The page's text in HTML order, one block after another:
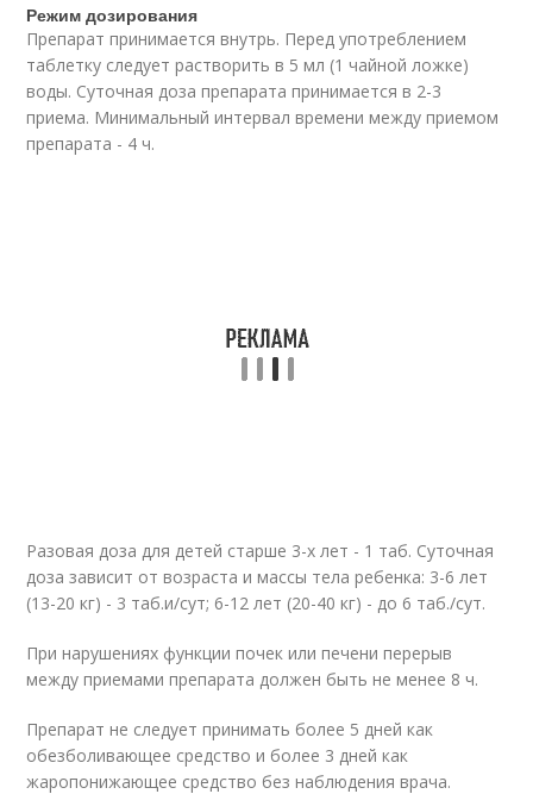
Режим дозирования
Препарат принимается внутрь. Перед употреблением
таблетку следует растворить в 5 мл (1 чайной ложке)
воды. Суточная доза препарата принимается в 2-3
приема. Минимальный интервал времени между приемом
препарата - 4 ч.
Разовая доза для детей старше 3-х лет - 1 таб. Суточная
доза зависит от возраста и массы тела ребенка: 3-6 лет
(13-20 кг) - 3 таб.и/сут; 6-12 лет (20-40 кг) - до 6 таб./сут.
При нарушениях функции почек или печени перерыв
между приемами препарата должен быть не менее 8 ч.
Препарат не следует принимать более 5 дней как
обезболивающее средство и более 3 дней как
жаропонижающее средство без наблюдения врача.